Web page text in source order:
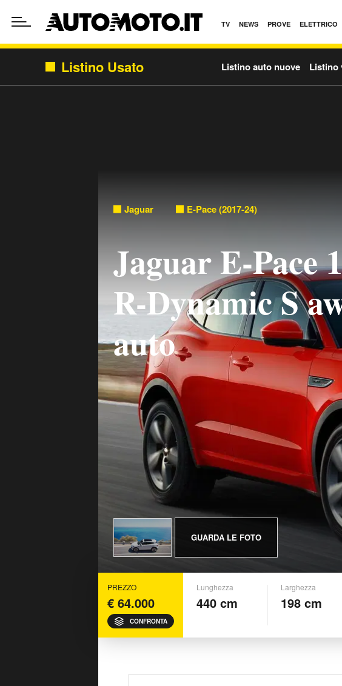
TV NEWS PROVE ELETTRICO
Listino Usato Listino auto nuove Listino
Jaguar E-Pace (2017-24)
Jaguar E-Pace
R-Dynamic S
auto
GUARDA LE FOTO
PREZZO
€ 64.000
CONFRONTA
Lunghezza
440 cm
Larghezza
198 cm